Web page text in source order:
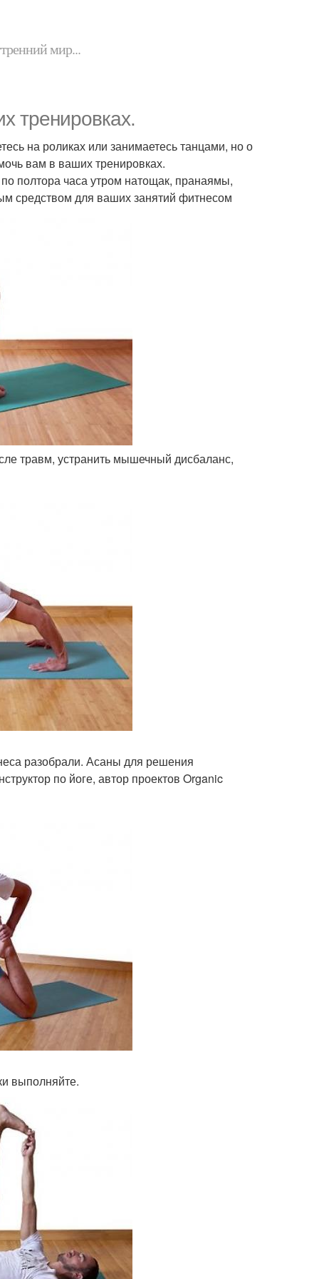
мир...
тренировках.
на роликах или занимаетесь танцами, но о
вам в ваших тренировках.
полтора часа утром натощак, пранаямы,
средством для ваших занятий фитнесом
травм, устранить мышечный дисбаланс,
разобрали. Асаны для решения
по йоге, автор проектов Organic
выполняйте.